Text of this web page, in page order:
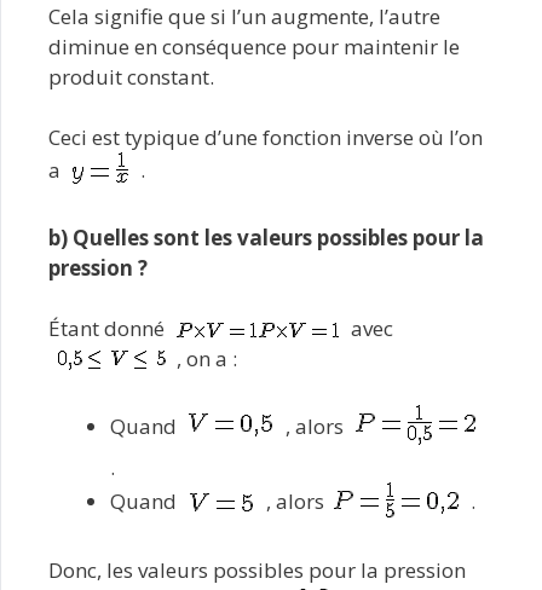
Cela signifie que si l’un augmente, l’autre
diminue en conséquence pour maintenir le
produit constant.
Ceci est typique d’une fonction inverse où l’on
a
.
b) Quelles sont les valeurs possibles pour la
pression ?
Étant donné
avec
, on a :
Quand
, alors
.
Quand
, alors .
Donc, les valeurs possibles pour la pression